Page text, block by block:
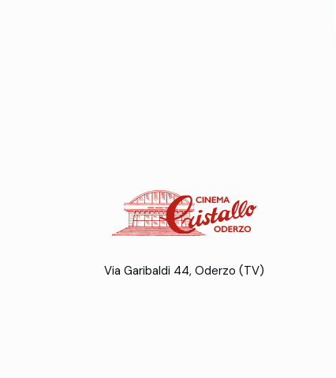
Via Garibaldi 44, Oderzo (TV)